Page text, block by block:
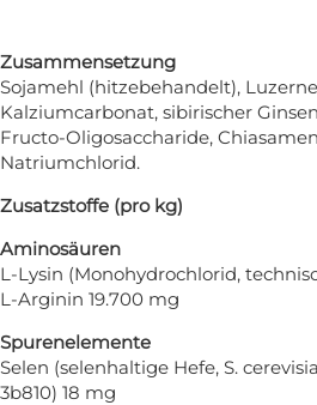
Zusammensetzung
Sojamehl (hitzebehandelt),
Kalziumcarbonat, sibirischer
Fructo-Oligosaccharide,
Natriumchlorid.
Zusatzstoffe (pro kg)
Aminosäuren
L-Lysin (Monohydrochlorid,
L-Arginin 19.700 mg
Spurenelemente
Selen (selenhaltige Hefe, S.
3b810) 18 mg